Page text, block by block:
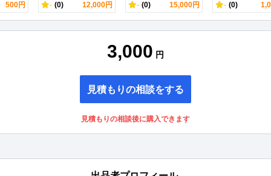
500円 - (0) 12,000円 - (0) 15,000円 - (0)
3,000 円
見積もりの相談をする
見積もりの相談後に購入できます